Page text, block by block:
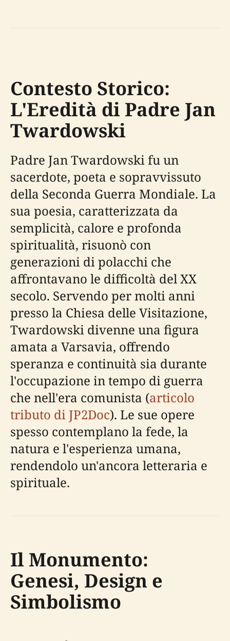
Contesto Storico:
L'Eredità di Padre Jan
Twardowski
Padre Jan Twardowski fu un
sacerdote, poeta e sopravvissuto
della Seconda Guerra Mondiale. La
sua poesia, caratterizzata da
semplicità, calore e profonda
spiritualità, risuonò con
generazioni di polacchi che
affrontavano le difficoltà del XX
secolo. Servendo per molti anni
presso la Chiesa delle Visitazione,
Twardowski divenne una figura
amata a Varsavia, offrendo
speranza e continuità sia durante
l'occupazione in tempo di guerra
che nell'era comunista (articolo
tributo di JP2Doc). Le sue opere
spesso contemplano la fede, la
natura e l'esperienza umana,
rendendolo un'ancora letteraria e
spirituale.
Il Monumento:
Genesi, Design e
Simbolismo